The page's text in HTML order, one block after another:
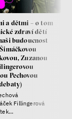
– o světě
procento
Slačálkem,
Palanským,
Rákosníkem
a dětmi – o tom
zdraví dětí
budoucnost
Zuzanou
Pechovou
Jiráček Fillingerová